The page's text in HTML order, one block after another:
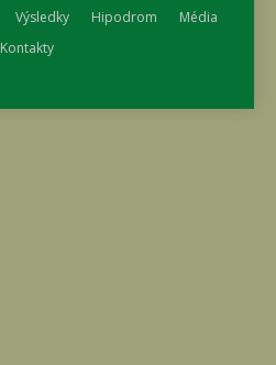
Výsledky Hipodrom
Média
Kontakty